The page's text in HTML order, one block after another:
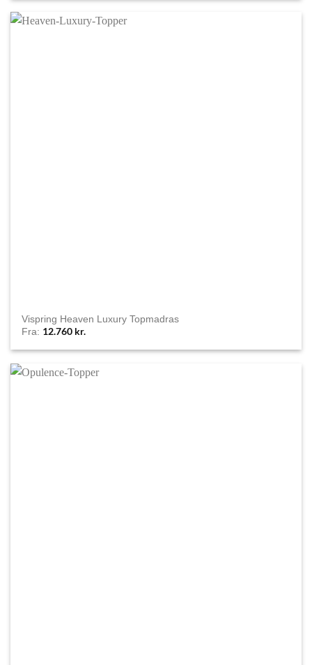
Vispring Heaven Luxury Topmadras
Fra: 12.760 kr.